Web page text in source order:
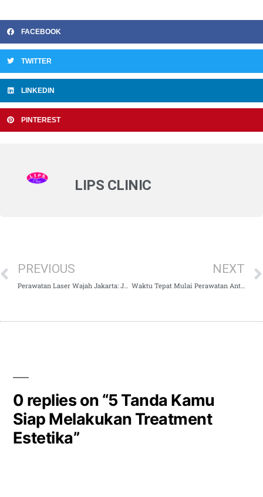
FACEBOOK
TWITTER
LINKEDIN
PINTEREST
LIPS CLINIC
PREVIOUS
Perawatan Laser Wajah Jakarta: Jenis, Manfaat, dan Biaya
NEXT
Waktu Tepat Mulai Perawatan Anti Aging
0 replies on “5 Tanda Kamu
Siap Melakukan Treatment
Estetika”